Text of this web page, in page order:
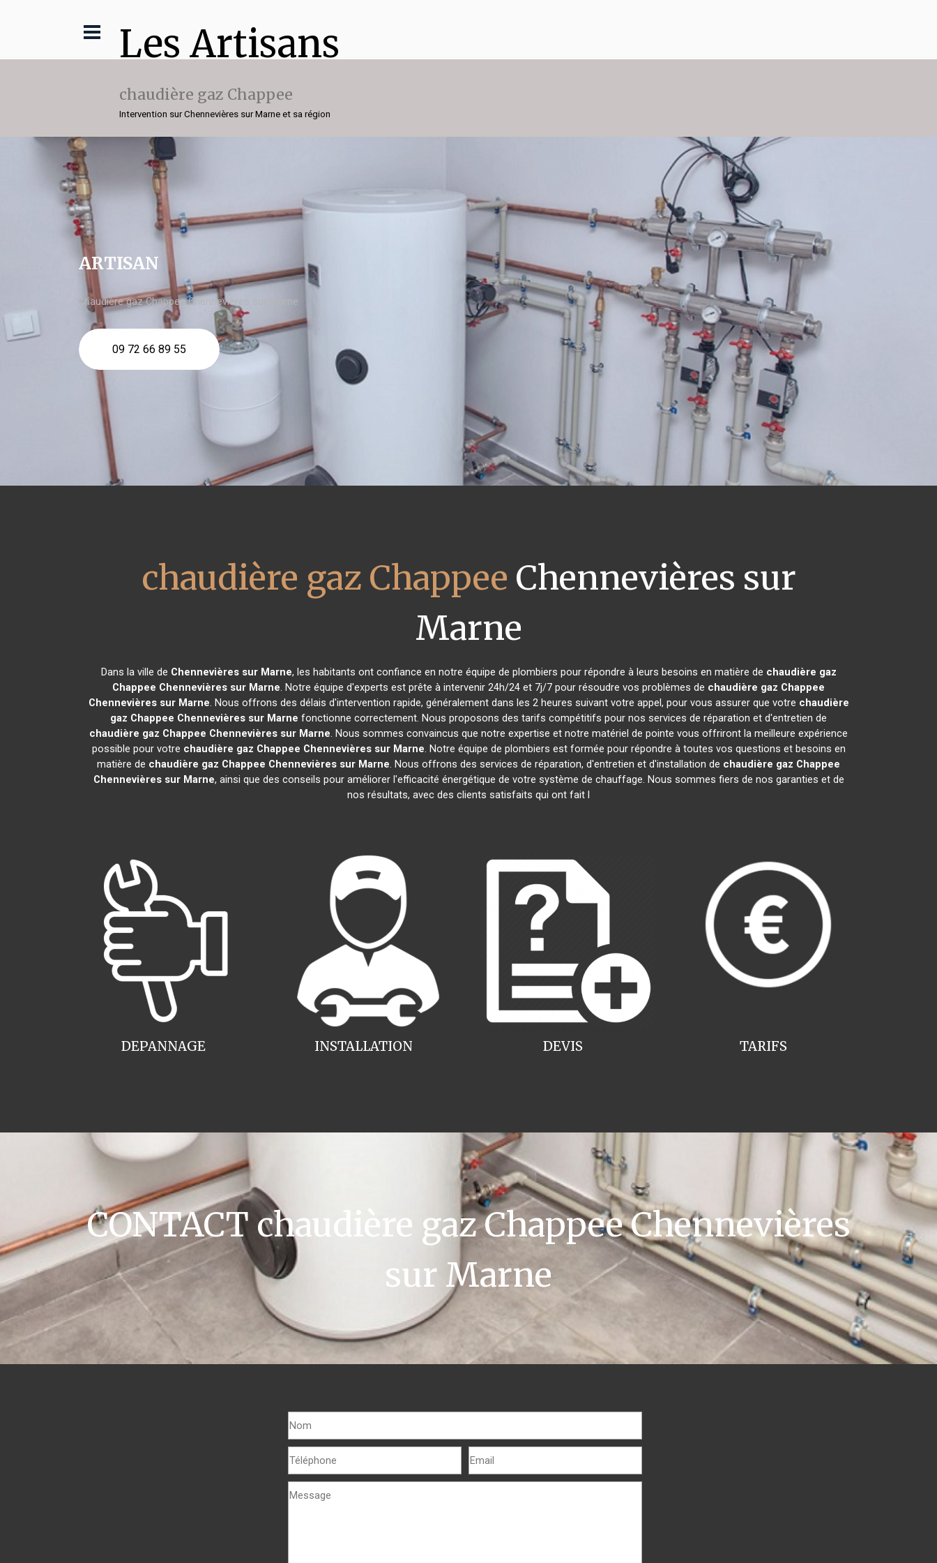
Les Artisans
chaudière gaz Chappee
Intervention sur Chennevières sur Marne et sa région
ARTISAN
chaudière gaz Chappee Chennevières sur Marne
09 72 66 89 55
chaudière gaz Chappee Chennevières sur
Marne
Dans la ville de Chennevières sur Marne, les habitants ont confiance en notre équipe de plombiers pour répondre à leurs besoins en matière de chaudière gaz
Chappee Chennevières sur Marne. Notre équipe d'experts est prête à intervenir 24h/24 et 7j/7 pour résoudre vos problèmes de chaudière gaz Chappee
Chennevières sur Marne. Nous offrons des délais d'intervention rapide, généralement dans les 2 heures suivant votre appel, pour vous assurer que votre chaudière
gaz Chappee Chennevières sur Marne fonctionne correctement. Nous proposons des tarifs compétitifs pour nos services de réparation et d'entretien de
chaudière gaz Chappee Chennevières sur Marne. Nous sommes convaincus que notre expertise et notre matériel de pointe vous offriront la meilleure expérience
possible pour votre chaudière gaz Chappee Chennevières sur Marne. Notre équipe de plombiers est formée pour répondre à toutes vos questions et besoins en
matière de chaudière gaz Chappee Chennevières sur Marne. Nous offrons des services de réparation, d'entretien et d'installation de chaudière gaz Chappee
Chennevières sur Marne, ainsi que des conseils pour améliorer l'efficacité énergétique de votre système de chauffage. Nous sommes fiers de nos garanties et de
nos résultats, avec des clients satisfaits qui ont fait l
INSTALLATION
DEPANNAGE TARIFS
DEVIS
CONTACT chaudière gaz Chappee Chennevières
sur Marne